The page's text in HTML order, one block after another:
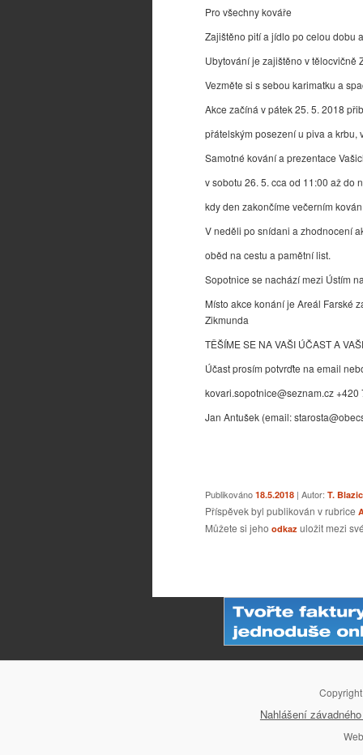
Pro všechny kováře
Zajištěno pití a jídlo po celou dobu
Ubytování je zajištěno v tělocvičně
Vezměte si s sebou karimatku a
Akce začíná v pátek 25. 5. 2018
přátelským posezení u piva a krbu,
Samotné kování a prezentace
v sobotu 26. 5. cca od 11:00 až do
kdy den zakončíme večerním
V neděli po snídani a zhodnocení
oběd na cestu a pamětní list.
Sopotnice se nachází mezi Ústím
Místo akce konání je Areál Farské
Zikmunda
TĚŠÍME SE NA VAŠI ÚČAST A
Účast prosím potvrďte na email
kovari.sopotnice@seznam.cz +420
Jan Antušek (email:
Publikováno 18.5.2018 | Autor: T.
Příspěvek byl publikován v rubrice
Můžete si jeho odkaz uložit mezi
Nahlášení